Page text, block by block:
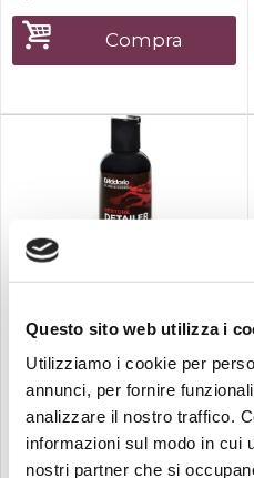
Questo sito web utilizza i
Utilizziamo i cookie per
annunci, per fornire
analizzare il nostro traffico.
informazioni sul modo in cui
nostri partner che si
tastiere. L'olio di limone aiuta
anche a condizionare il tuo
strumento per resistere alla
secchezz...
Compra
Planet waves pw-pl01
D'Addario Restore Deep
Cleaning Polish è una
formula progettata per
anche graffi leggeri da tutti
gli strumenti con